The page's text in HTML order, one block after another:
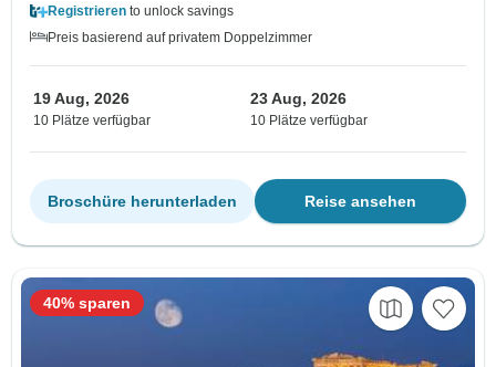
Registrieren to unlock savings
Preis basierend auf privatem Doppelzimmer
19 Aug, 2026
10 Plätze verfügbar
23 Aug, 2026
10 Plätze verfügbar
Reise ansehen
Broschüre herunterladen
40% sparen